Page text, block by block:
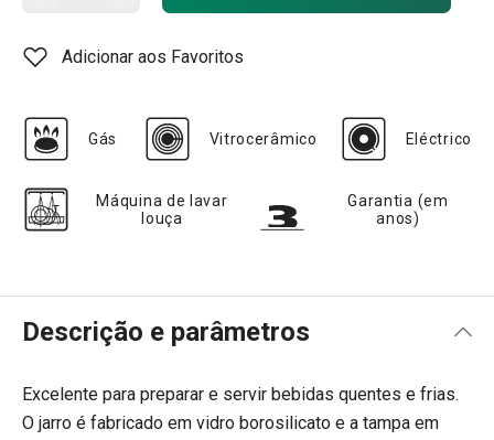
Adicionar aos Favoritos
Gás Vitrocerâmico Eléctrico
Máquina de lavar
louça
Garantia (em
anos)
Descrição e parâmetros
Excelente para preparar e servir bebidas quentes e frias.
O jarro é fabricado em vidro borosilicato e a tampa em